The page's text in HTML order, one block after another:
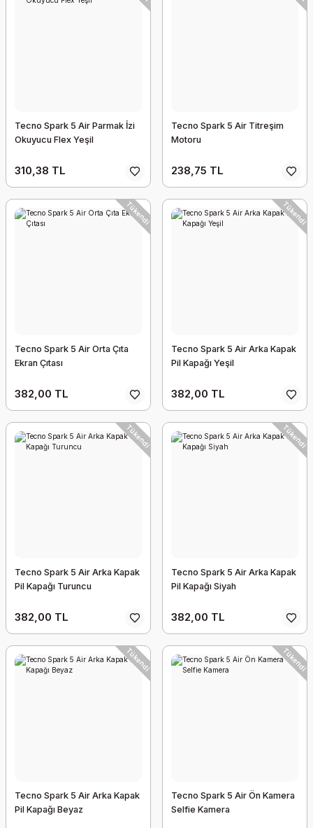
Tecno Spark 5 Air Parmak İzi
Okuyucu Flex Yeşil
310,38 TL
Tecno Spark 5 Air Titreşim
Motoru
238,75 TL
Tükendi
Tecno Spark 5 Air Orta Çıta
Ekran Çıtası
382,00 TL
Tükendi
Tecno Spark 5 Air Arka Kapak
Pil Kapağı Yeşil
382,00 TL
Tükendi
Tecno Spark 5 Air Arka Kapak
Pil Kapağı Turuncu
382,00 TL
Tükendi
Tecno Spark 5 Air Arka Kapak
Pil Kapağı Siyah
382,00 TL
Tükendi
Tecno Spark 5 Air Arka Kapak
Pil Kapağı Beyaz
Tükendi
Tecno Spark 5 Air Ön Kamera
Selfie Kamera